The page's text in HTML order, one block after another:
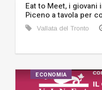
Eat to Meet, i
Piceno a tavola per
Vallata del Tronto
ECONOMIA